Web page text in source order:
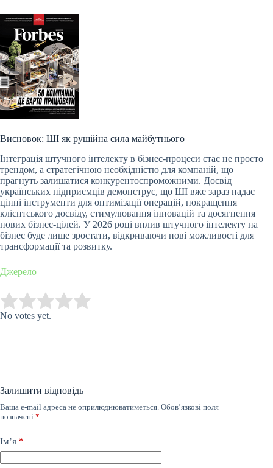
Висновок: ШІ як рушійна сила майбутнього
Інтеграція штучного інтелекту в бізнес-процеси стає не просто
трендом, а стратегічною необхідністю для компаній, що
прагнуть залишатися конкурентоспроможними. Досвід
українських підприємців демонструє, що ШІ вже зараз надає
цінні інструменти для оптимізації операцій, покращення
клієнтського досвіду, стимулювання інновацій та досягнення
нових бізнес-цілей. У 2026 році вплив штучного інтелекту на
бізнес буде лише зростати, відкриваючи нові можливості для
трансформації та розвитку.
Джерело
Rate this item:
No votes yet.
Залишити відповідь
Ваша e-mail адреса не оприлюднюватиметься. Обов’язкові поля
позначені *
Ім’я *